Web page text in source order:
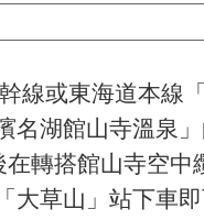
線或東海道本線
名湖館山寺溫泉
在轉搭館山寺空
大草山」站下車